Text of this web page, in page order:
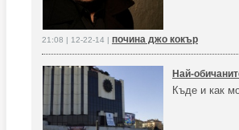
21:08 | 12-22-14 | почина джо кокър
Най-
Къде и как